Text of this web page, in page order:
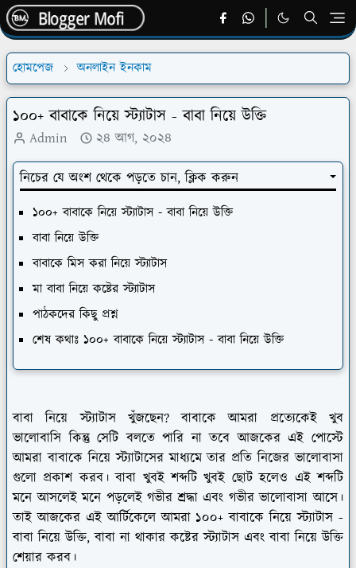
হোমপেজ অনলাইন ইনকাম
১০০+ বাবাকে নিয়ে স্ট্যাটাস - বাবা নিয়ে উক্তি
Admin ২৪ আগ, ২০২৪
নিচের যে অংশ থেকে পড়তে চান, ক্লিক করুন
১০০+ বাবাকে নিয়ে স্ট্যাটাস - বাবা নিয়ে উক্তি
বাবা নিয়ে উক্তি
বাবাকে মিস করা নিয়ে স্ট্যাটাস
মা বাবা নিয়ে কষ্টের স্ট্যাটাস
পাঠকদের কিছু প্রশ্ন
শেষ কথাঃ ১০০+ বাবাকে নিয়ে স্ট্যাটাস - বাবা নিয়ে উক্তি
বাবা নিয়ে স্ট্যাটাস খুঁজছেন? বাবাকে আমরা প্রত্যেকেই খুব
ভালোবাসি কিন্তু সেটি বলতে পারি না তবে আজকের এই পোস্টে
আমরা বাবাকে নিয়ে স্ট্যাটাসের মাধ্যমে তার প্রতি নিজের ভালোবাসা
গুলো প্রকাশ করব। বাবা খুবই শব্দটি খুবই ছোট হলেও এই শব্দটি
মনে আসলেই মনে পড়লেই গভীর শ্রদ্ধা এবং গভীর ভালোবাসা আসে।
তাই আজকের এই আর্টিকেলে আমরা ১০০+ বাবাকে নিয়ে স্ট্যাটাস -
বাবা নিয়ে উক্তি, বাবা না থাকার কষ্টের স্ট্যাটাস এবং বাবা নিয়ে উক্তি
শেয়ার করব।